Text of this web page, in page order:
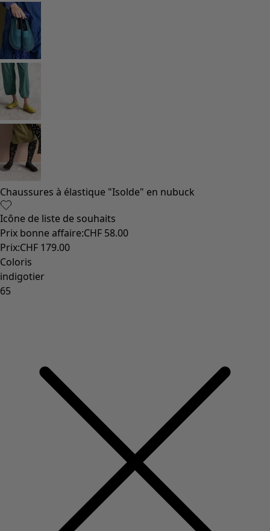
Chaussures à élastique "Isolde" en nubuck
Icône de liste de souhaits
Prix bonne affaire:CHF 58.00
Prix:CHF 179.00
Coloris
indigotier
65